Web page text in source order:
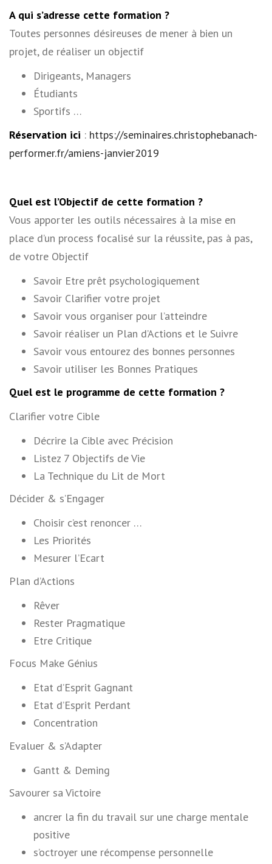
A qui s’adresse cette formation ?
Toutes personnes désireuses de mener à bien un
projet, de réaliser un objectif
Dirigeants, Managers
Étudiants
Sportifs …
Réservation ici : https://seminaires.christophebanach-
performer.fr/amiens-janvier2019
Quel est l’Objectif de cette formation ?
Vous apporter les outils nécessaires à la mise en
place d’un process focalisé sur la réussite, pas à pas,
de votre Objectif
Savoir Etre prêt psychologiquement
Savoir Clarifier votre projet
Savoir vous organiser pour l’atteindre
Savoir réaliser un Plan d’Actions et le Suivre
Savoir vous entourez des bonnes personnes
Savoir utiliser les Bonnes Pratiques
Quel est le programme de cette formation ?
Clarifier votre Cible
Décrire la Cible avec Précision
Listez 7 Objectifs de Vie
La Technique du Lit de Mort
Décider & s’Engager
Choisir c’est renoncer …
Les Priorités
Mesurer l’Ecart
Plan d’Actions
Rêver
Rester Pragmatique
Etre Critique
Focus Make Génius
Etat d’Esprit Gagnant
Etat d’Esprit Perdant
Concentration
Evaluer & s’Adapter
Gantt & Deming
Savourer sa Victoire
ancrer la fin du travail sur une charge mentale
positive
s’octroyer une récompense personnelle